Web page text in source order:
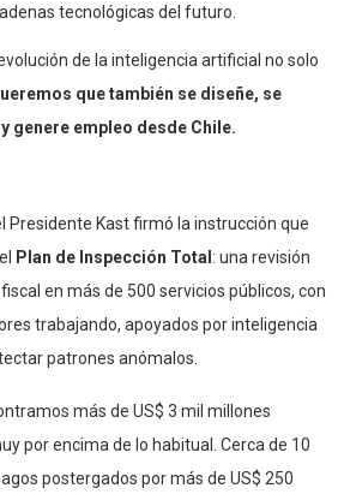
tecnológicas del futuro.
de la inteligencia artificial no solo
que también se diseñe, se
genere empleo desde Chile.
Presidente Kast firmó la instrucción que
Plan de Inspección Total : una revisión
en más de 500 servicios públicos, con
trabajando, apoyados por inteligencia
patrones anómalos.
más de US$ 3 mil millones
por encima de lo habitual. Cerca de 10
postergados por más de US$ 250